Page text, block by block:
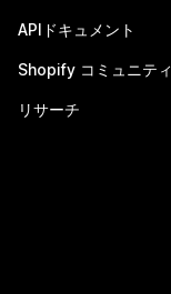
APIドキュメント
Shopify コミュニティ
リサーチ